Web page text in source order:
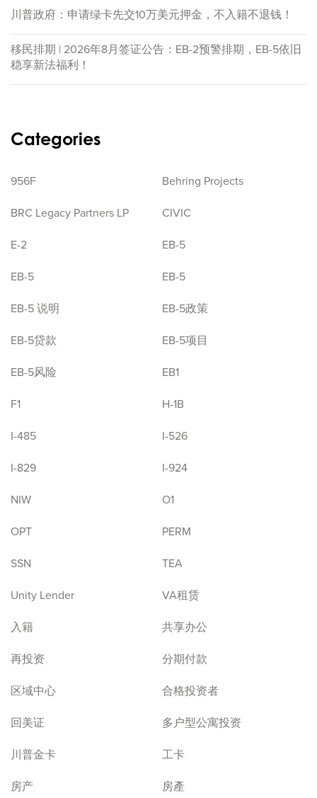
川普政府：申请绿卡先交10万美元押金，不入籍不退钱！
移民排期 | 2026年8月签证公告：EB-2预警排期，EB-5依旧
稳享新法福利！
Categories
956F
Behring Projects
BRC Legacy Partners LP
CIVIC
E-2
EB-5
EB-5
EB-5
EB-5 说明
EB-5政策
EB-5贷款
EB-5项目
EB-5风险
EB1
F1
H-1B
I-485
I-526
I-829
I-924
NIW
O1
OPT
PERM
SSN
TEA
Unity Lender
VA租赁
入籍
共享办公
再投资
分期付款
区域中心
合格投资者
回美证
多户型公寓投资
川普金卡
工卡
房产
房產